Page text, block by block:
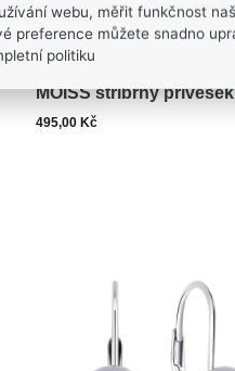
Kód zboží: PP000130
MOISS stříbrný přívěsek
495,00 Kč
webu, měřit funkčnost
preference můžete snadno
politiku